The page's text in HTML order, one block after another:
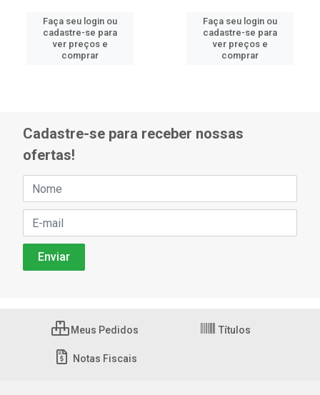
Faça seu login ou
cadastre-se para
ver preços e
comprar
Faça seu login ou
cadastre-se para
ver preços e
comprar
Cadastre-se para receber nossas
ofertas!
Meus Pedidos Títulos
Notas Fiscais